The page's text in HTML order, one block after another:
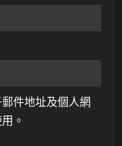
件地址及個人網
。